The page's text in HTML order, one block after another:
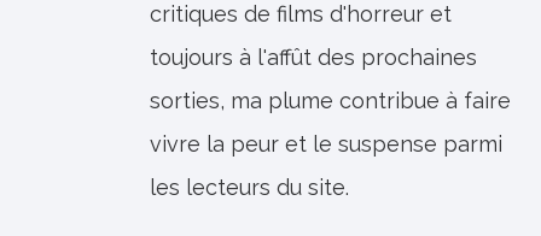
critiques de films d'horreur et
toujours à l'affût des prochaines
sorties, ma plume contribue à faire
vivre la peur et le suspense parmi
les lecteurs du site.